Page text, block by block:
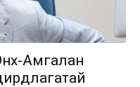
Амгалан